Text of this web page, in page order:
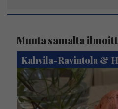
Muuta samalta
Kahvila-Ravintola &